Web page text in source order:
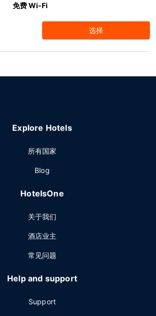
免费 Wi-Fi
选择
Explore Hotels
所有国家
Blog
HotelsOne
关于我们
酒店业主
常见问题
Help and support
Support